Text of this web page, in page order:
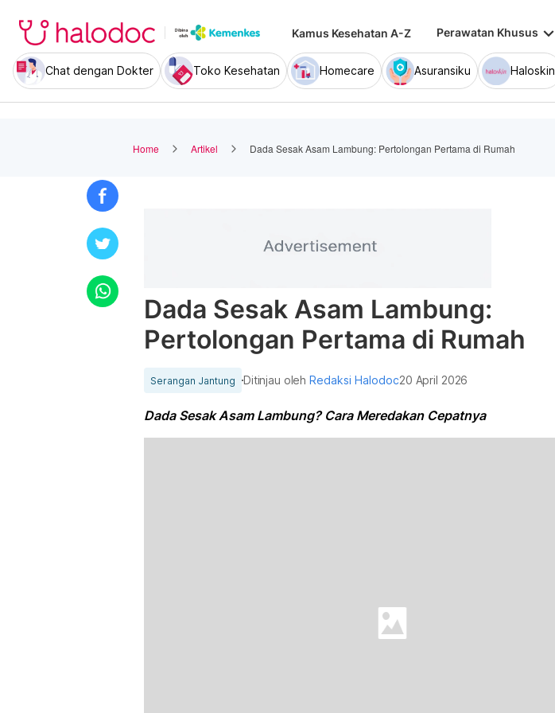
Kamus Kesehatan A-Z Perawatan Khusus keyboard_arrow_down
Chat dengan Dokter Toko Kesehatan Homecare Asuransiku Haloskin
Home Artikel Dada Sesak Asam Lambung: Pertolongan Pertama di Rumah
Dada Sesak Asam Lambung:
Pertolongan Pertama di Rumah
Serangan Jantung Ditinjau olehRedaksi Halodoc20 April 2026
Dada Sesak Asam Lambung? Cara Meredakan Cepatnya